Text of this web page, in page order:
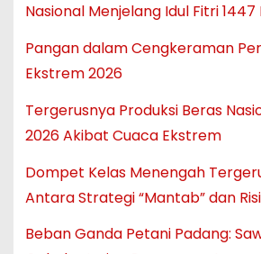
Nasional Menjelang Idul Fitri 1447
Pangan dalam Cengkeraman
Ekstrem 2026
Tergerusnya Produksi Beras
2026 Akibat Cuaca Ekstrem
Dompet Kelas Menengah
Antara Strategi “Mantab” dan
Beban Ganda Petani Padang: